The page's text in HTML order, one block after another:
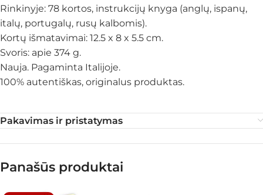
Rinkinyje: 78 kortos, instrukcijų knyga (anglų, ispanų,
italų, portugalų, rusų kalbomis).
Kortų išmatavimai: 12.5 x 8 x 5.5 cm.
Svoris: apie 374 g.
Nauja. Pagaminta Italijoje.
100% autentiškas, originalus produktas.
Pakavimas ir pristatymas
Panašūs produktai